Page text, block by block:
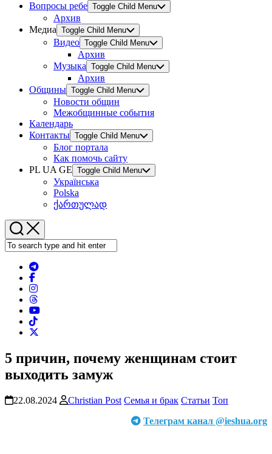
Вопросы ребе Toggle Child Menu
Архив
Медиа Toggle Child Menu
Видео Toggle Child Menu
Архив
Музыка Toggle Child Menu
Архив
Общины Toggle Child Menu
Новости общин
Межобщинные события
Календарь
Контакты Toggle Child Menu
Блог портала
Как помочь сайту
PL UA GE Toggle Child Menu
Українська
Polska
ქართულად
5 причин, почему женщинам стоит
выходить замуж
22.08.2024 Christian Post Семья и брак Статьи Топ
Телеграм канал @ieshua.org